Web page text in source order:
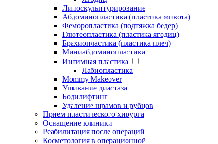
Липоскульптурирование
Абдоминопластика (пластика живота)
Феморопластика (подтяжка бедер)
Глютеопластика (пластика ягодиц)
Брахиопластика (пластика плеч)
Миниабдоминопластика
Интимная пластика
Лабиопластика
Mommy Makeover
Ушивание диастаза
Бодилифтинг
Удаление шрамов и рубцов
Прием пластического хирурга
Оснащение клиники
Реабилитация после операций
Косметология в операционной